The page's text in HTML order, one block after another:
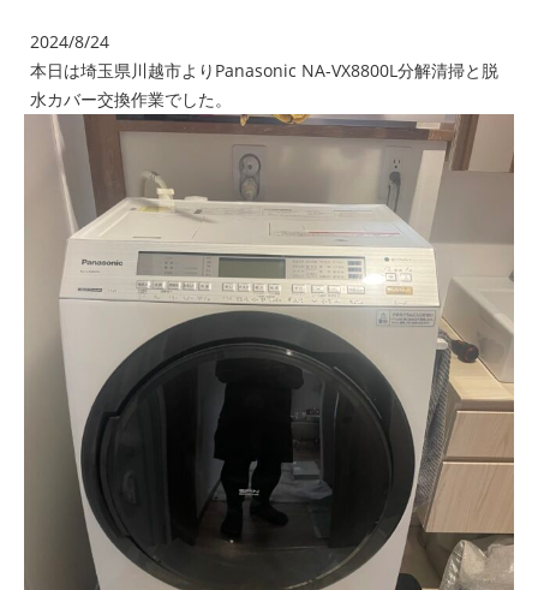
2024/8/24
本日は埼玉県川越市よりPanasonic NA-VX8800L分解清掃と脱
水カバー交換作業でした。